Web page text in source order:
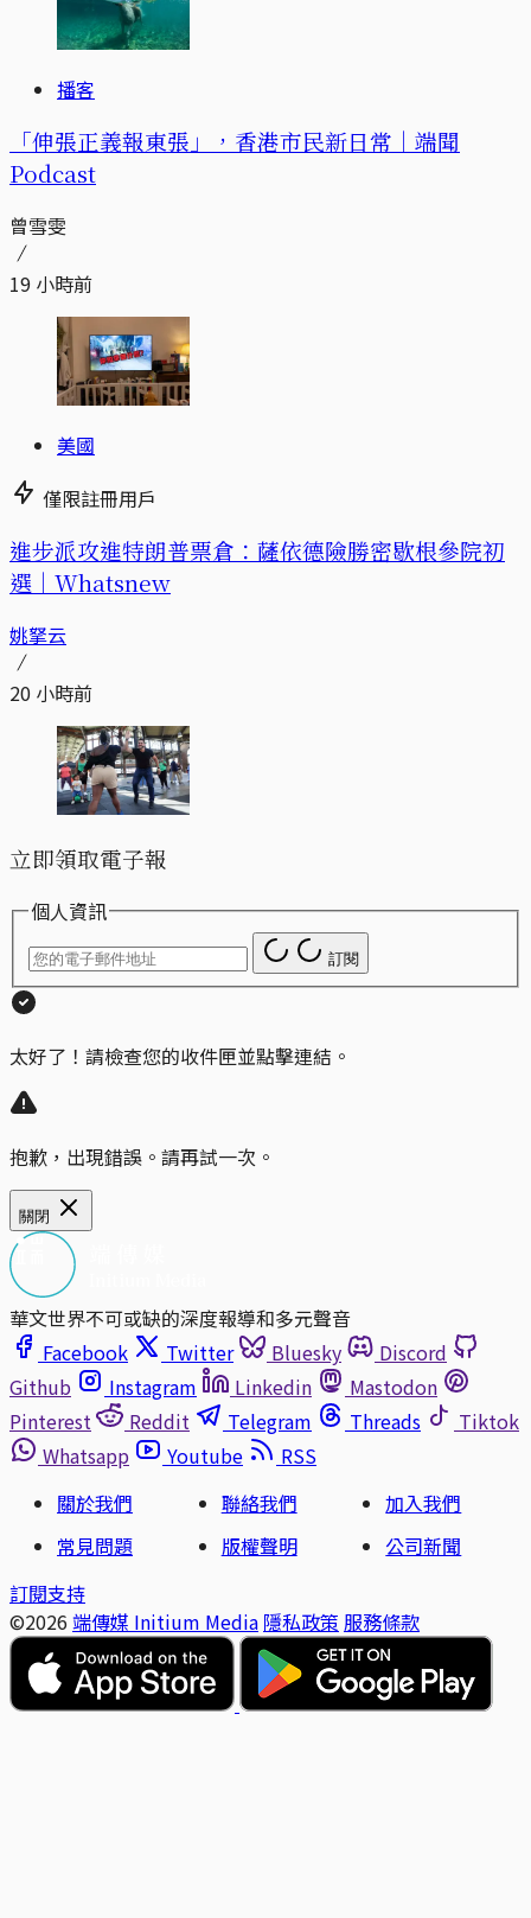
播客
「伸張正義報東張」，香港市民新日常｜端聞
Podcast
曾雪雯
19 小時前
美國
僅限註冊用戶
進步派攻進特朗普票倉：薩依德險勝密歇根參院初
選｜Whatsnew
姚拏云
20 小時前
立即領取電子報
個人資訊
訂閱
太好了！請檢查您的收件匣並點擊連結。
抱歉，出現錯誤。請再試一次。
關閉
華文世界不可或缺的深度報導和多元聲音
Facebook
Twitter Bluesky
Discord
Github
Instagram Linkedin
Mastodon
Pinterest
Reddit Telegram Threads
Tiktok
Whatsapp
Youtube
RSS
關於我們
聯絡我們
加入我們
常見問題
版權聲明
公司新聞
訂閱支持
©2026 端傳媒 Initium Media 隱私政策 服務條款